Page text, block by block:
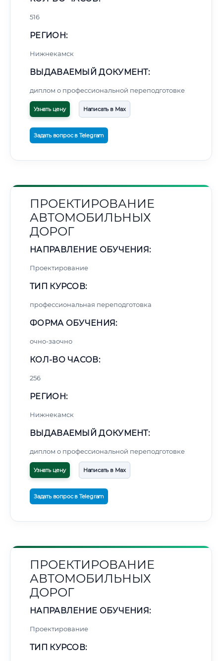
516
РЕГИОН:
Нижнекамск
ВЫДАВАЕМЫЙ ДОКУМЕНТ:
диплом о профессиональной переподготовке
Узнать цену Написать в Max
Задать вопрос в Telegram
ПРОЕКТИРОВАНИЕ
АВТОМОБИЛЬНЫХ
ДОРОГ
НАПРАВЛЕНИЕ ОБУЧЕНИЯ:
Проектирование
ТИП КУРСОВ:
профессиональная переподготовка
ФОРМА ОБУЧЕНИЯ:
очно-заочно
КОЛ-ВО ЧАСОВ:
256
РЕГИОН:
Нижнекамск
ВЫДАВАЕМЫЙ ДОКУМЕНТ:
диплом о профессиональной переподготовке
Узнать цену Написать в Max
Задать вопрос в Telegram
ПРОЕКТИРОВАНИЕ
АВТОМОБИЛЬНЫХ
ДОРОГ
НАПРАВЛЕНИЕ ОБУЧЕНИЯ:
Проектирование
ТИП КУРСОВ: